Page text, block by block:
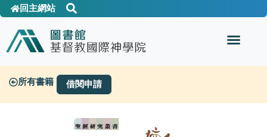
回主網站
所有書籍 借閱申請